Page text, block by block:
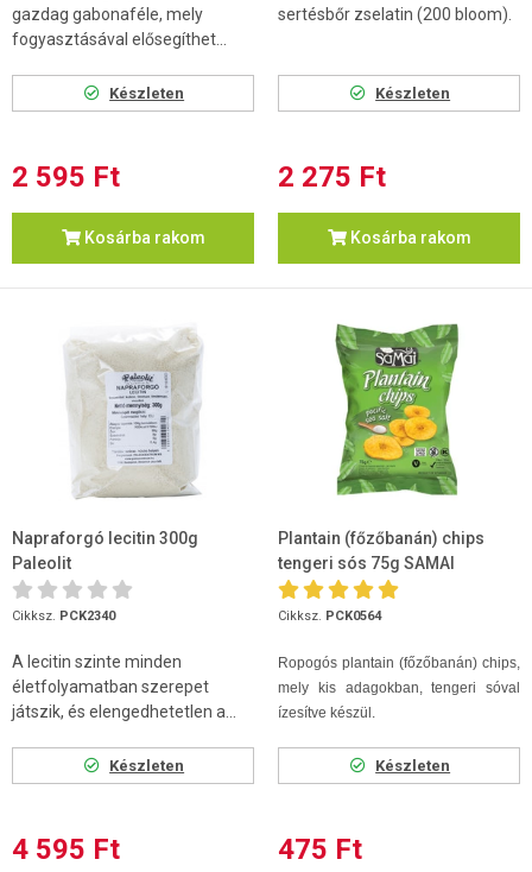
gazdag gabonaféle, mely
fogyasztásával elősegíthet...
Készleten
2 595 Ft
Kosárba rakom
sertésbőr zselatin (200 bloom).
Készleten
2 275 Ft
Kosárba rakom
Napraforgó lecitin 300g
Paleolit
Cikksz. PCK2340
A lecitin szinte minden
életfolyamatban szerepet
játszik, és elengedhetetlen a...
Készleten
4 595 Ft
Plantain (főzőbanán) chips
tengeri sós 75g SAMAI
Cikksz. PCK0564
Ropogós plantain (főzőbanán) chips,
mely kis adagokban, tengeri sóval
ízesítve készül.
Készleten
475 Ft